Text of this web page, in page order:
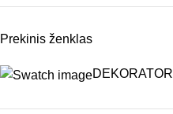
Prekinis ženklas
DEKORATOR